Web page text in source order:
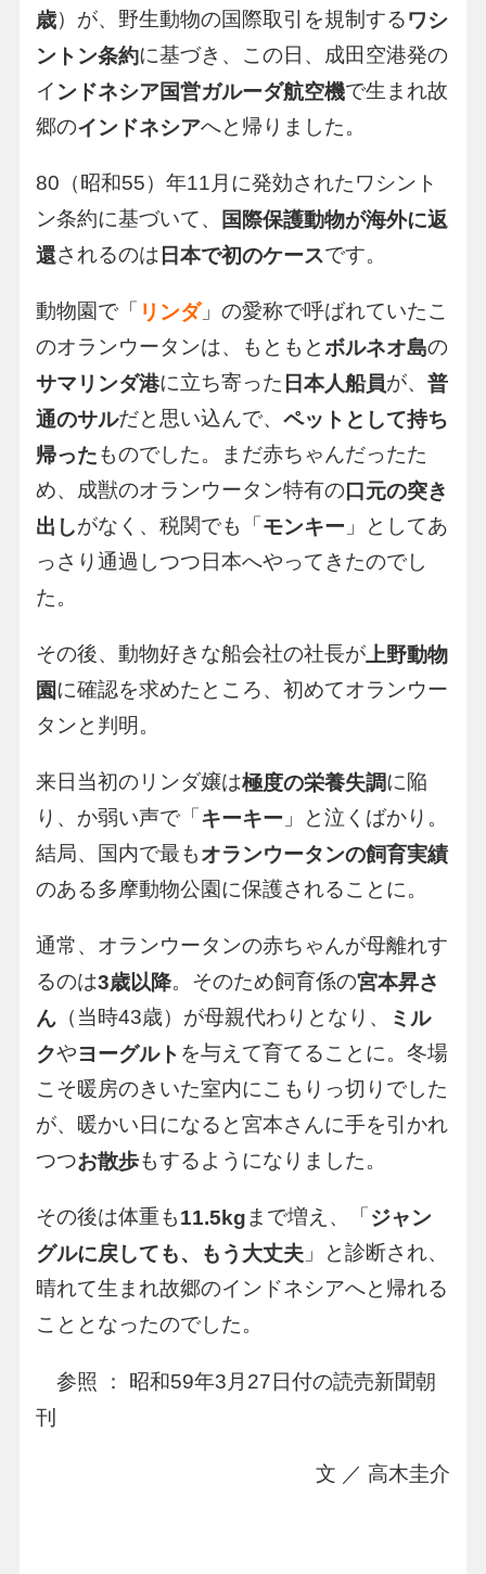
歳）が、野生動物の国際取引を規制するワシ
ントン条約に基づき、この日、成田空港発の
イ ンドネシア国営ガルーダ航空機で生まれ故
郷のインドネシアへと帰りました。
80（昭和55）年11月に発効されたワシント
ン条約に基づいて、
国際保護動物が海外に返
還されるのは 日本で初のケースです。
動物園で「 リンダ」の愛称で呼ばれていたこ
のオランウータンは、もともとボルネオ島の
サマリンダ港に立ち寄った 日本人船員が、 普
通のサルだと思い込んで、 ペットとして持ち
帰ったものでした。まだ赤ちゃんだったた
め、成獣のオランウータン特有の口元の突き
出しがなく、税関でも「 モンキー 」としてあ
っさり通過しつつ日本へやってきたのでし
た。
その後、動物好きな船会社の社長が上野動物
園に確認を求めたところ、初めてオランウー
タンと判明。
来日当初のリンダ嬢は極度の栄養失調に陥
り、か弱い声で「 キーキー 」と泣くばかり。
結局、国内で最もオランウータンの飼育実績
のある多摩動物公園に保護されることに。
通常、オランウータンの赤ちゃんが母離れす
るのは3歳以降。そのため飼育係の宮本昇さ
ん（当時43歳）が母親代わりとなり、
ミル
クやヨーグルト を与えて育てることに。冬場
こそ暖房のきいた室内にこもりっ切りでした
が、暖かい日になると宮本さんに手を引かれ
つつお散歩もするようになりました。
その後は体重も11.5kgまで増え、「 ジャン
グルに戻しても、もう大丈夫」と診断され、
晴れて生まれ故郷のインドネシアへと帰れる
こととなったのでした。
参照 ： 昭和59年3月27日付の読売新聞朝
刊
文 ／ 高木圭介